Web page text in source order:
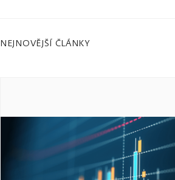
NEJNOVĚJŠÍ ČLÁNKY